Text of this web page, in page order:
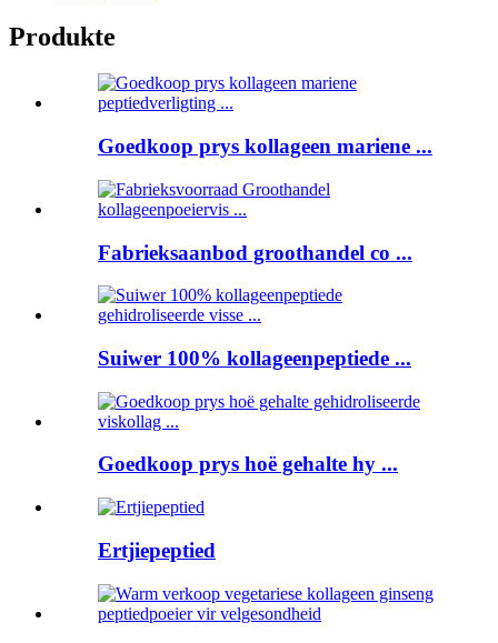
Produkte
Goedkoop prys kollageen mariene ...
Fabrieksaanbod groothandel co ...
Suiwer 100% kollageenpeptiede ...
Goedkoop prys hoë gehalte hy ...
Ertjiepeptied